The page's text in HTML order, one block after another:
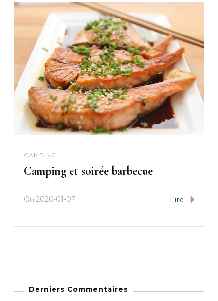
CAMPING
Camping et soirée barbecue
On 2020-01-07 Lire
Derniers Commentaires